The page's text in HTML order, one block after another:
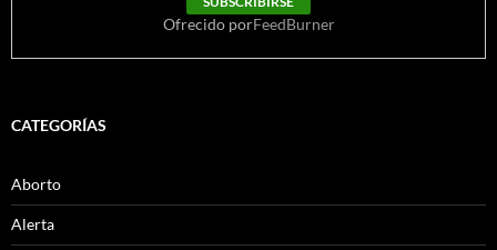
Ofrecido porFeedBurner
CATEGORÍAS
Aborto
Alerta